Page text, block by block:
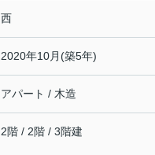
西
2020年10月(築5年)
アパート / 木造
2階 / 2階 / 3階建